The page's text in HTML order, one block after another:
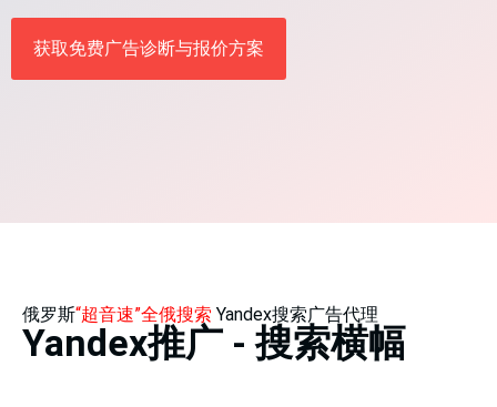
获取免费广告诊断与报价方案
俄罗斯“超音速”全俄搜索 Yandex搜索广告代理
Yandex推广 - 搜索横幅